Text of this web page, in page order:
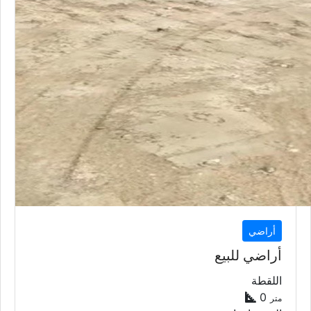
أراضي
أراضي للبيع
اللقطة
0 متر